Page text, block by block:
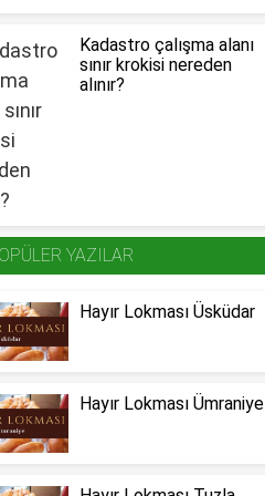
Kadastro çalışma alanı
sınır krokisi nereden
alınır?
YAZILAR
Hayır Lokması Üsküdar
Hayır Lokması Ümraniye